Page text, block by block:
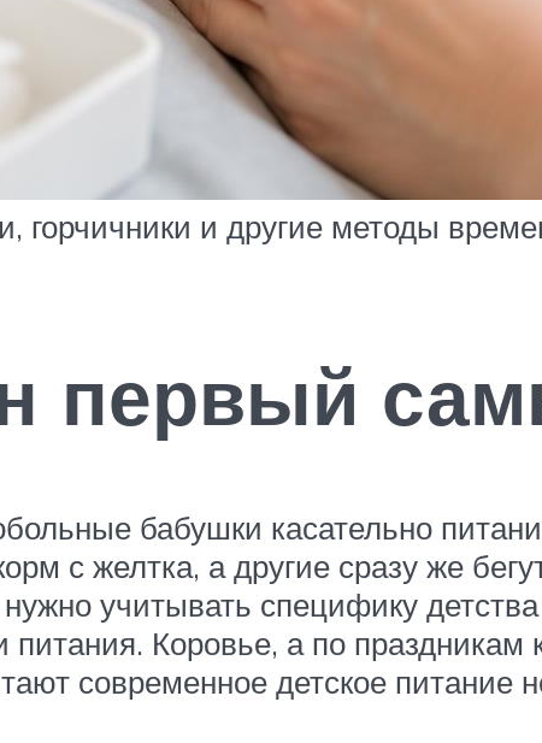
горчичники и другие методы
первый
бабушки касательно
с желтка, а другие сразу же
учитывать специфику
Коровье, а по
современное детское